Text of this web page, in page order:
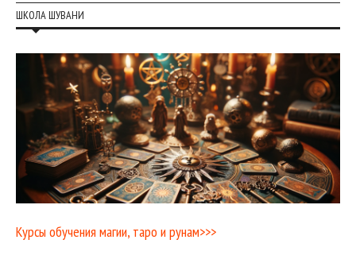
ШКОЛА ШУВАНИ
Курсы обучения магии, таро и рунам>>>